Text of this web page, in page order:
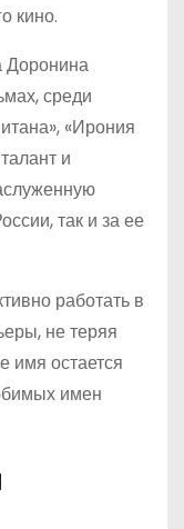
кино.
Доронина
среди
«Ирония
и
так и за ее
работать в
не теряя
имя остается
имен